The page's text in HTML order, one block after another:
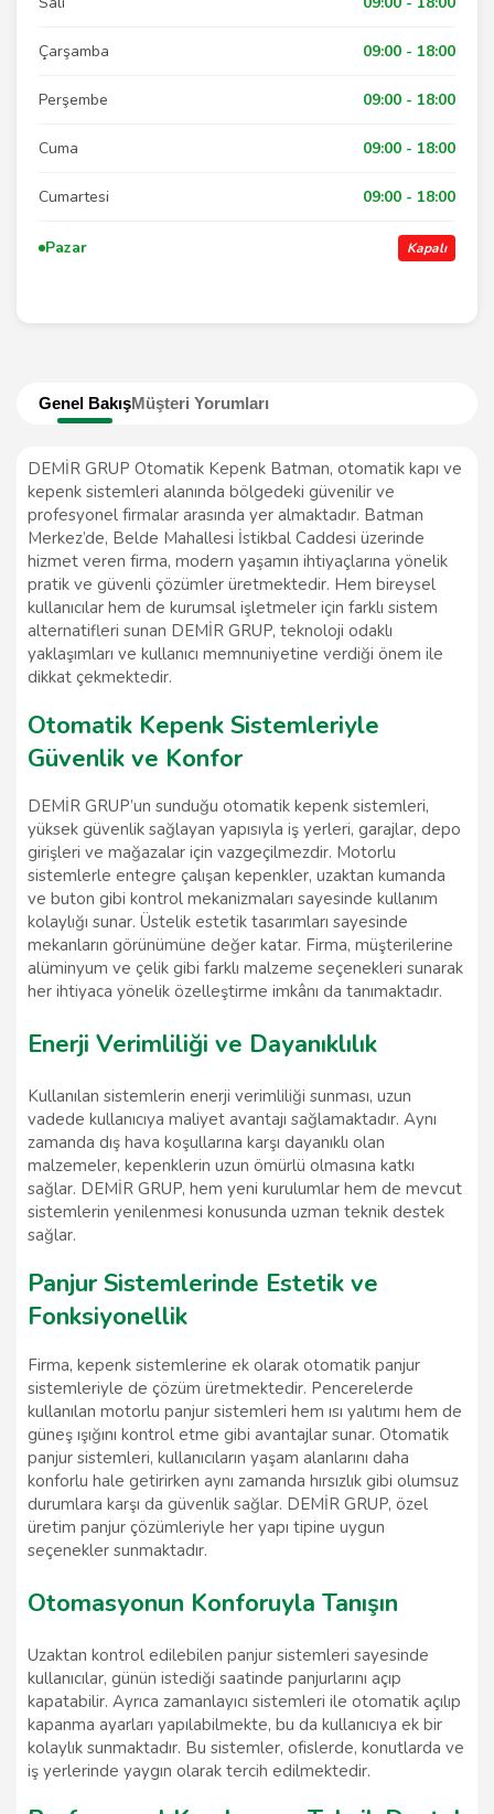
Genel BakışMüşteri Yorumları
DEMİR GRUP Otomatik Kepenk Batman, otomatik kapı ve
kepenk sistemleri alanında bölgedeki güvenilir ve
profesyonel firmalar arasında yer almaktadır. Batman
Merkez’de, Belde Mahallesi İstikbal Caddesi üzerinde
hizmet veren firma, modern yaşamın ihtiyaçlarına yönelik
pratik ve güvenli çözümler üretmektedir. Hem bireysel
kullanıcılar hem de kurumsal işletmeler için farklı sistem
alternatifleri sunan DEMİR GRUP, teknoloji odaklı
yaklaşımları ve kullanıcı memnuniyetine verdiği önem ile
dikkat çekmektedir.
Otomatik Kepenk Sistemleriyle
Güvenlik ve Konfor
DEMİR GRUP’un sunduğu otomatik kepenk sistemleri,
yüksek güvenlik sağlayan yapısıyla iş yerleri, garajlar, depo
girişleri ve mağazalar için vazgeçilmezdir. Motorlu
sistemlerle entegre çalışan kepenkler, uzaktan kumanda
ve buton gibi kontrol mekanizmaları sayesinde kullanım
kolaylığı sunar. Üstelik estetik tasarımları sayesinde
mekanların görünümüne değer katar. Firma, müşterilerine
alüminyum ve çelik gibi farklı malzeme seçenekleri sunarak
her ihtiyaca yönelik özelleştirme imkânı da tanımaktadır.
Enerji Verimliliği ve Dayanıklılık
Kullanılan sistemlerin enerji verimliliği sunması, uzun
vadede kullanıcıya maliyet avantajı sağlamaktadır. Aynı
zamanda dış hava koşullarına karşı dayanıklı olan
malzemeler, kepenklerin uzun ömürlü olmasına katkı
sağlar. DEMİR GRUP, hem yeni kurulumlar hem de mevcut
sistemlerin yenilenmesi konusunda uzman teknik destek
sağlar.
Panjur Sistemlerinde Estetik ve
Fonksiyonellik
Firma, kepenk sistemlerine ek olarak otomatik panjur
sistemleriyle de çözüm üretmektedir. Pencerelerde
kullanılan motorlu panjur sistemleri hem ısı yalıtımı hem de
güneş ışığını kontrol etme gibi avantajlar sunar. Otomatik
panjur sistemleri, kullanıcıların yaşam alanlarını daha
konforlu hale getirirken aynı zamanda hırsızlık gibi olumsuz
durumlara karşı da güvenlik sağlar. DEMİR GRUP, özel
üretim panjur çözümleriyle her yapı tipine uygun
seçenekler sunmaktadır.
Otomasyonun Konforuyla Tanışın
Uzaktan kontrol edilebilen panjur sistemleri sayesinde
kullanıcılar, günün istediği saatinde panjurlarını açıp
kapatabilir. Ayrıca zamanlayıcı sistemleri ile otomatik açılıp
kapanma ayarları yapılabilmekte, bu da kullanıcıya ek bir
kolaylık sunmaktadır. Bu sistemler, ofislerde, konutlarda ve
iş yerlerinde yaygın olarak tercih edilmektedir.
Çarşamba 09:00 - 18:00
Perşembe 09:00 - 18:00
Cuma 09:00 - 18:00
Cumartesi 09:00 - 18:00
Pazar Kapalı